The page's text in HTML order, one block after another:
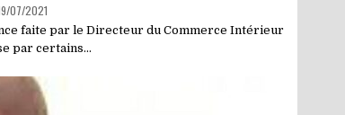
07/2021
faite par le Directeur du Commerce Intérieur
par certains…